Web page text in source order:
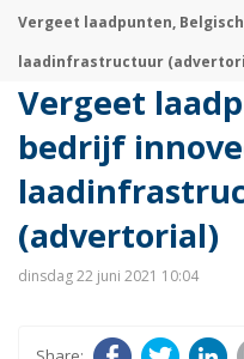
Vergeet laadpunten,
laadinfrastructuur
Vergeet
bedrijf
(advertorial)
dinsdag 22 juni 2021 10:04
FacebookTwitter